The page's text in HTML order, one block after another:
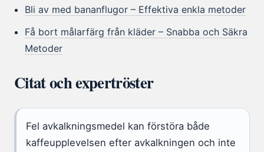
Bli av med bananflugor – Effektiva enkla metoder
Få bort målarfärg från kläder – Snabba och Säkra
Metoder
Citat och expertröster
Fel avkalkningsmedel kan förstöra både
kaffeupplevelsen efter avkalkningen och inte